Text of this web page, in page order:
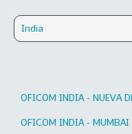
India
OFICOM INDIA - NUEVA
OFICOM INDIA - MUMBAI